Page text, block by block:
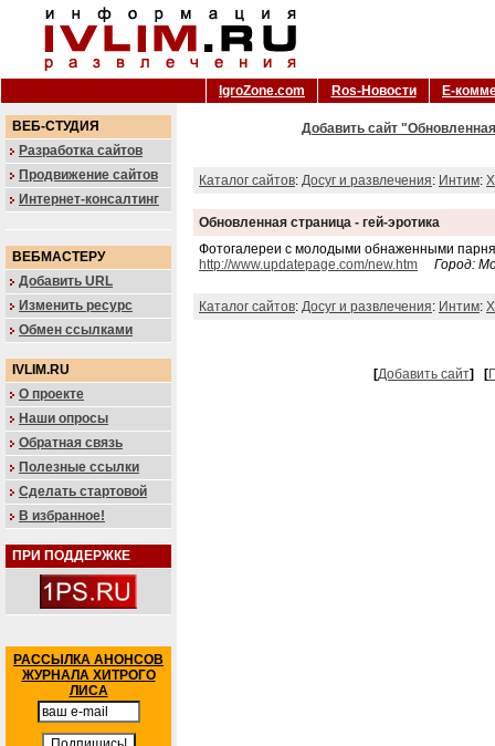
IgroZone.com Ros-Новости Е-
ВЕБ-СТУДИЯ
Разработка сайтов
Продвижение сайтов
Интернет-консалтинг
ВЕБМАСТЕРУ
Добавить URL
Изменить ресурс
Обмен ссылками
IVLIM.RU
О проекте
Наши опросы
Обратная связь
Полезные ссылки
Сделать стартовой
В избранное!
ПРИ ПОДДЕРЖКЕ
РАССЫЛКА АНОНСОВ
ЖУРНАЛА ХИТРОГО
ЛИСА
Добавить сайт
Каталог сайтов: Досуг и развлечения: Интим:
Обновленная страница - гей-эротика
Фотогалереи с молодыми обнаженными
http://www.updatepage.com/new.htm
Город:
Каталог сайтов: Досуг и развлечения: Интим:
[Добавить сайт] [